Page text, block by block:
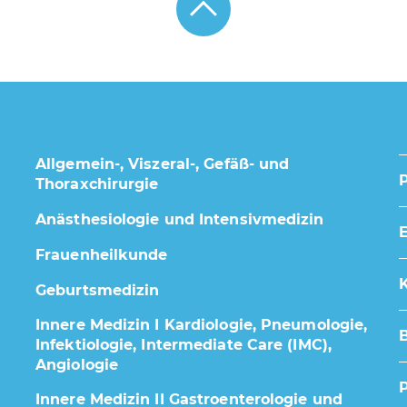
Allgemein-, Viszeral-, Gefäß- und
Thoraxchirurgie
Anästhesiologie und Intensivmedizin
Frauenheilkunde
Geburtsmedizin
Innere Medizin I Kardiologie, Pneumologie,
Infektiologie, Intermediate Care (IMC),
Angiologie
Innere Medizin II Gastroenterologie und